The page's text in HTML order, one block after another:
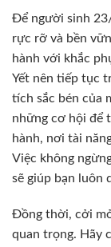
Để người sinh
rực rỡ và bền
hành với khắc
Yết nên tiếp tục
tích sắc bén của
những cơ hội để
hành, nơi tài
Việc không
sẽ giúp bạn luôn
Đồng thời, cởi
quan trọng. Hãy